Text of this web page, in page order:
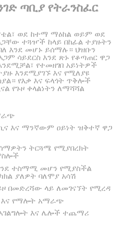
ጣቢያ የትራንስፈር
ወደ ከተማ ማዕከል ወይም ወደ
ተጓዦች ከላይ በከፊል ተያዙትን
እንደ መሆኑ ይሰማሉ። ህዝቡን
ሳይደርስ እንደ ጽኑ የቆጣጠር ዋጋ
የተመዘገበ አይነትዎች
እንደሚያገኙ እና የሚለያዩ
የእቃ እና ፍላጎት ጥቅሎች
የጉዞ ቀላልነትን ለማሻሻል
እና ማንኛውም ዐይነት ዝቅተኛ ዋጋ
ትርጓሜ የሚያበረክት
ተስማሚ መሆን የሚያስችል
ያለዎት ባለሞያ አሳሽ
በመድረሻው ላይ ለመገናኘት የሚረዳ
የማሎት አማራጭ
አገልግሎት እና ሌሎች ተጨማሪ